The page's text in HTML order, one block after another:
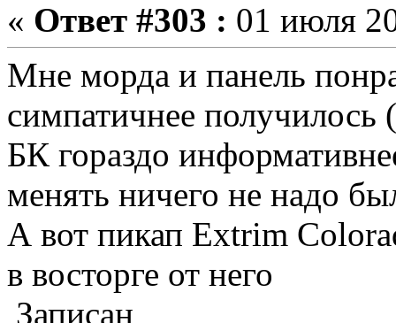
« Ответ #303 : 01 июля
Мне морда и панель
симпатичнее
БК гораздо
менять ничего не надо
А вот пикап Extrim
в восторге от него
Записан